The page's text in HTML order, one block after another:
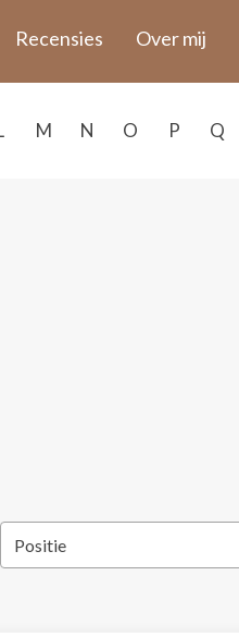
Recensies Over mij
M N O P Q
Positie